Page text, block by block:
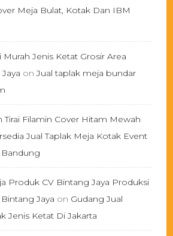
Meja Bulat, Kotak Dan IBM
Murah Jenis Ketat Grosir Area
onJual taplak meja bundar
Tirai Filamin Cover Hitam Mewah
Jual Taplak Meja Kotak Event
Bandung
Produk CV Bintang Jaya Produksi
Jaya on Gudang Jual
Jenis Ketat Di Jakarta